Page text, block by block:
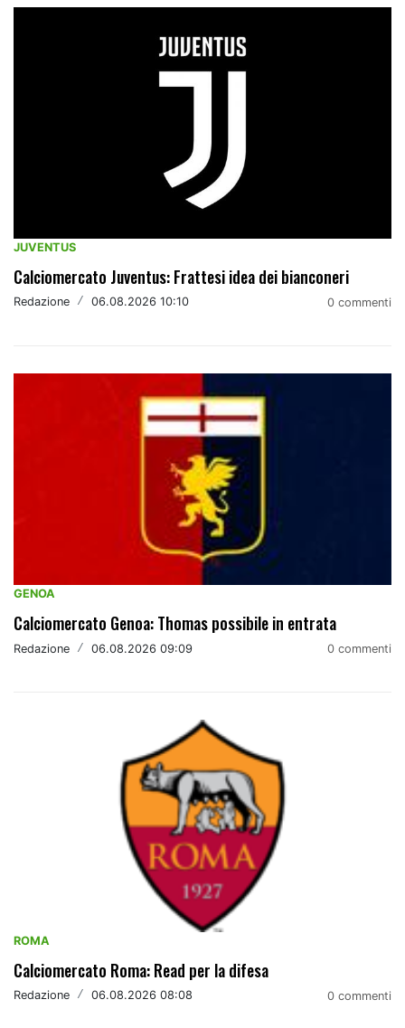
JUVENTUS
Calciomercato Juventus: Frattesi idea dei bianconeri
Redazione / 06.08.2026 10:10 0 commenti
GENOA
Calciomercato Genoa: Thomas possibile in entrata
Redazione / 06.08.2026 09:09 0 commenti
ROMA
Calciomercato Roma: Read per la difesa
Redazione / 06.08.2026 08:08 0 commenti